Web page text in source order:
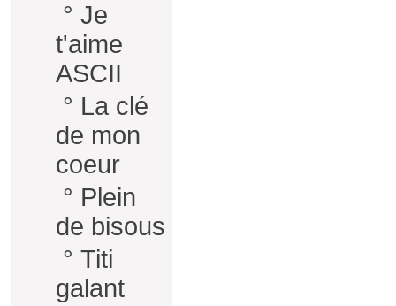
° Je
t'aime
ASCII
° La clé
de mon
coeur
° Plein
de bisous
° Titi
galant